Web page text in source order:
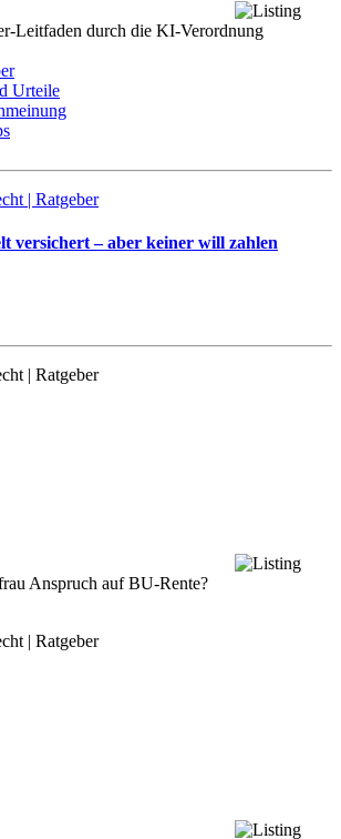
Leitfaden durch die KI-Verordnung
Urteile
| Ratgeber
versichert – aber keiner will zahlen
| Ratgeber
Anspruch auf BU-Rente?
| Ratgeber